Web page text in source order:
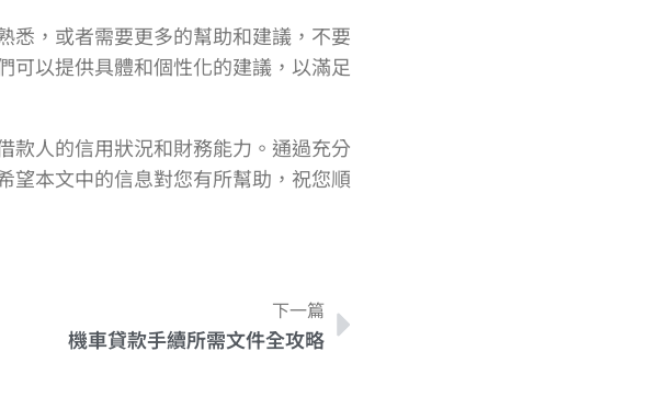
悉，或者需要更多的幫助和建議，不要
可以提供具體和個性化的建議，以滿足
款人的信用狀況和財務能力。通過充分
望本文中的信息對您有所幫助，祝您順
下一篇
機車貸款手續所需文件全攻略